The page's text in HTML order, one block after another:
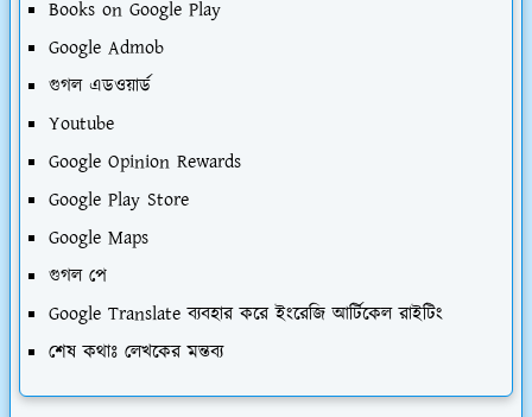
Books on Google Play
Google Admob
গুগল এডওয়ার্ড
Youtube
Google Opinion Rewards
Google Play Store
Google Maps
গুগল পে
Google Translate ব্যবহার করে ইংরেজি আর্টিকেল রাইটিং
শেষ কথাঃ লেখকের মন্তব্য